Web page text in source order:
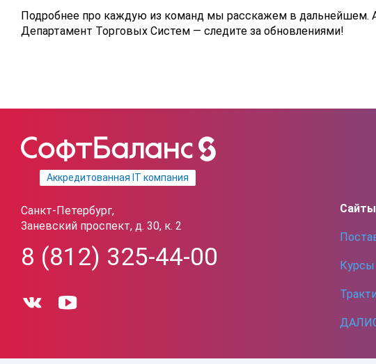
Подробнее про каждую из команд мы расскажем в дальнейшем.
Департамент Торговых Систем — следите за обновлениями!
Аккредитованная IT компания
Санкт-Петербург,
Заневский проспект, д. 30, к. 2
8 (812) 325-44-00
Сайты